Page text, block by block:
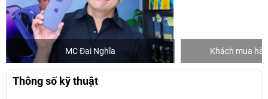
MC Đại Nghĩa Khách mua
Thông số kỹ thuật